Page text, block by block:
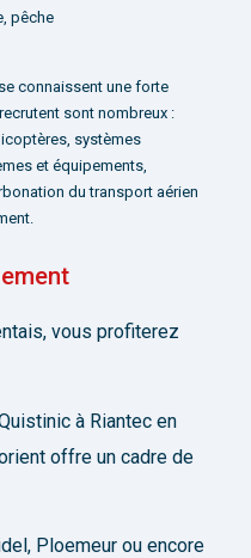
pêche
connaissent une forte
sont nombreux :
systèmes
et équipements,
du transport aérien
vous profiterez
à Riantec en
offre un cadre de
Ploemeur ou encore